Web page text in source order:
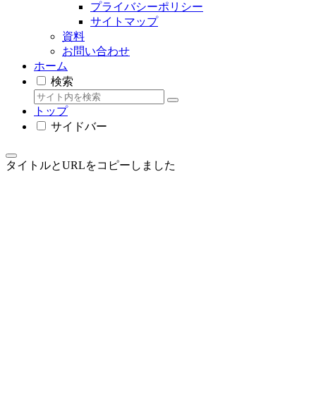
プライバシーポリシー
サイトマップ
資料
お問い合わせ
ホーム
検索
トップ
サイドバー
タイトルとURLをコピーしました